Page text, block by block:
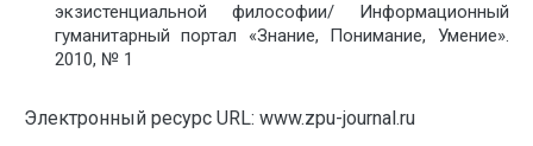
экзистенциальной философии/ Информационный
гуманитарный портал «Знание, Понимание, Умение».
2010, № 1
Электронный ресурс URL: www.zpu-journal.ru